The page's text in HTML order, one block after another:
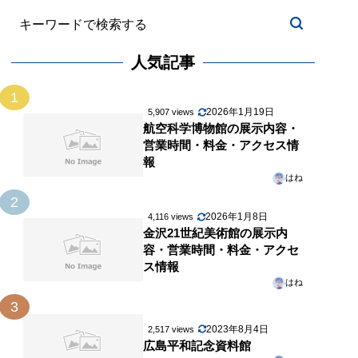
人気記事
1
5,907 views 2026年1月19日
航空科学博物館の展示内容・
営業時間・料金・アクセス情
報
はね
2
4,116 views 2026年1月8日
金沢21世紀美術館の展示内
容・営業時間・料金・アクセ
ス情報
はね
3
2,517 views 2023年8月4日
広島平和記念資料館